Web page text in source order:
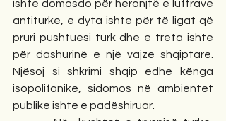
ishte domosdo për heronjtë e luftrave
antiturke, e dyta ishte për të ligat që
pruri pushtuesi turk dhe e treta ishte
për dashurinë e një vajze shqiptare.
Njësoj si shkrimi shqip edhe kënga
isopolifonike, sidomos në ambientet
publike ishte e padëshiruar.